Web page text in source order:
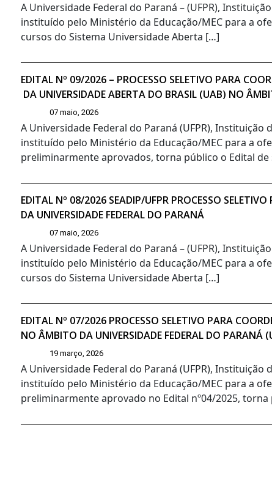
A Universidade Federal do Paraná – (UFPR),
instituído pelo Ministério da Educação/MEC para a
cursos do Sistema Universidade Aberta […]
EDITAL Nº 09/2026 – PROCESSO SELETIVO PARA
DA UNIVERSIDADE ABERTA DO BRASIL (UAB) NO
07 maio, 2026
A Universidade Federal do Paraná (UFPR),
instituído pelo Ministério da Educação/MEC para a
preliminarmente aprovados, torna público o Edital de
EDITAL Nº 08/2026 SEADIP/UFPR PROCESSO
DA UNIVERSIDADE FEDERAL DO PARANÁ
07 maio, 2026
A Universidade Federal do Paraná – (UFPR),
instituído pelo Ministério da Educação/MEC para a
cursos do Sistema Universidade Aberta […]
EDITAL Nº 07/2026 PROCESSO SELETIVO PARA
NO ÂMBITO DA UNIVERSIDADE FEDERAL DO PARANÁ
19 março, 2026
A Universidade Federal do Paraná (UFPR),
instituído pelo Ministério da Educação/MEC para a
preliminarmente aprovado no Edital nº04/2025,